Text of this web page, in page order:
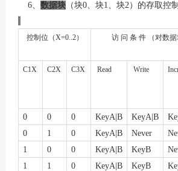
6、 数据块 （块0、块1、块2）的存取控
控制位（X=0..2） 访 问 条 件 （对数
C1X C2X C3X Read Write
0 0 0 KeyA|B KeyA|B
0
1 0 KeyA|B Never
1
0 0 KeyA|B KeyB
1
1 0 KeyA|B KeyB